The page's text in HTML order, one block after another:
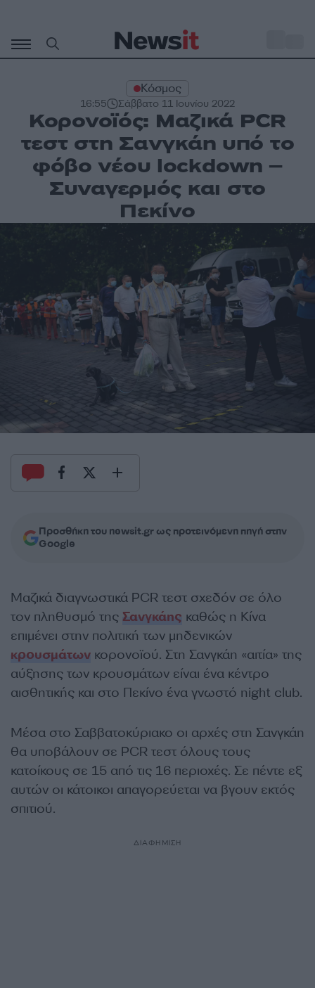
περιεχόμενο
Κόσμος
16:55 Σάββατο 11 Ιουνίου 2022
Κορονοϊός: Μαζικά PCR
τεστ στη Σανγκάη υπό το
φόβο νέου lockdown –
Συναγερμός και στο
Πεκίνο
Προσθήκη του newsit.gr ως προτεινόμενη πηγή στην
Google
Μαζικά διαγνωστικά PCR τεστ σχεδόν σε όλο
τον πληθυσμό της Σανγκάης καθώς η Κίνα
επιμένει στην πολιτική των μηδενικών
κρουσμάτων κορονοϊού. Στη Σανγκάη «αιτία» της
αύξησης των κρουσμάτων είναι ένα κέντρο
αισθητικής και στο Πεκίνο ένα γνωστό night club.
Μέσα στο Σαββατοκύριακο οι αρχές στη Σανγκάη
θα υποβάλουν σε PCR τεστ όλους τους
κατοίκους σε 15 από τις 16 περιοχές. Σε πέντε εξ
αυτών οι κάτοικοι απαγορεύεται να βγουν εκτός
σπιτιού.
ΔΙΑΦΗΜΙΣΗ